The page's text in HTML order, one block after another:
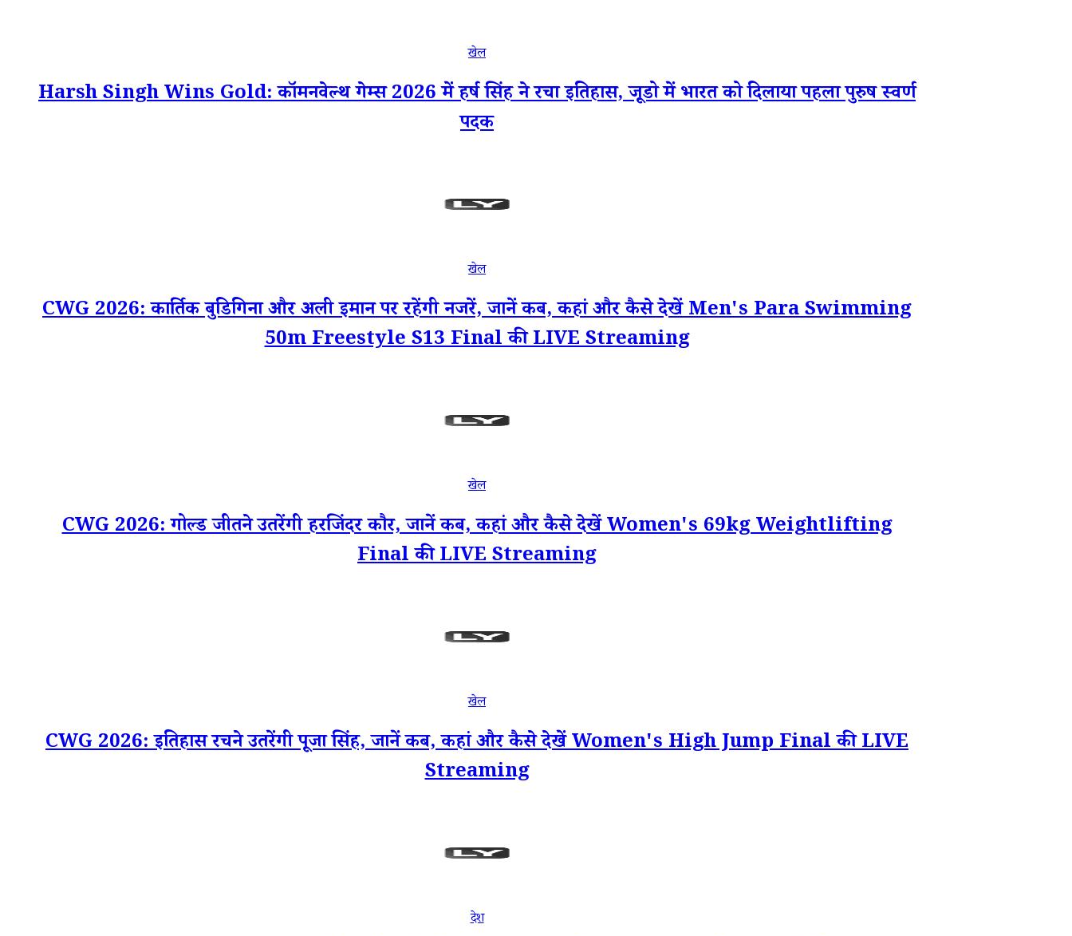
खेल
Harsh Singh Wins Gold: कॉमनवेल्थ गेम्स 2026 में हर्ष सिंह ने रचा इतिहास, जूडो में भारत को दिलाया पहला पुरुष स्वर्ण
पदक
खेल
CWG 2026: कार्तिक बुडिगिना और अली इमान पर रहेंगी नजरें, जानें कब, कहां और कैसे देखें Men's Para Swimming
50m Freestyle S13 Final की LIVE Streaming
खेल
CWG 2026: गोल्ड जीतने उतरेंगी हरजिंदर कौर, जानें कब, कहां और कैसे देखें Women's 69kg Weightlifting
Final की LIVE Streaming
खेल
CWG 2026: इतिहास रचने उतरेंगी पूजा सिंह, जानें कब, कहां और कैसे देखें Women's High Jump Final की LIVE
Streaming
देश